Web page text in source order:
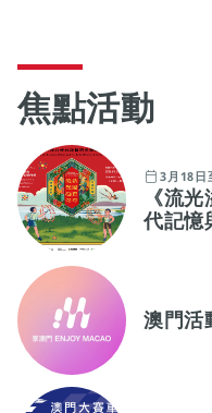
焦點活動
3月18日
《流
代記憶
澳門活